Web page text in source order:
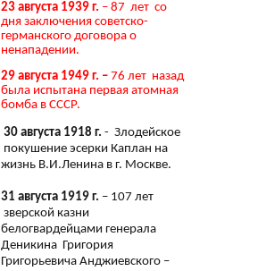
23 августа 1939 г. – 87 лет со
дня заключения советско-
германского договора о
ненападении.
29 августа 1949 г. – 76 лет назад
была испытана первая атомная
бомба в СССР.
30 августа 1918 г. - Злодейское
покушение эсерки Каплан на
жизнь В.И.Ленина в г. Москве.
31 августа 1919 г. – 107 лет
зверской казни
белогвардейцами генерала
Деникина Григория
Григорьевича Анджиевского –